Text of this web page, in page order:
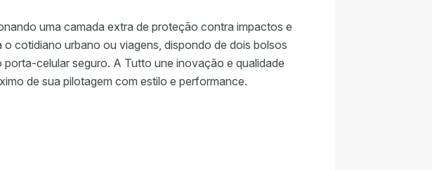
uma camada extra de proteção contra impactos e
cotidiano urbano ou viagens, dispondo de dois bolsos
celular seguro. A Tutto une inovação e qualidade
de sua pilotagem com estilo e performance.